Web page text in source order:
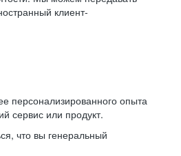
клиент-
персонализированного опыта
сервис или продукт.
что вы генеральный